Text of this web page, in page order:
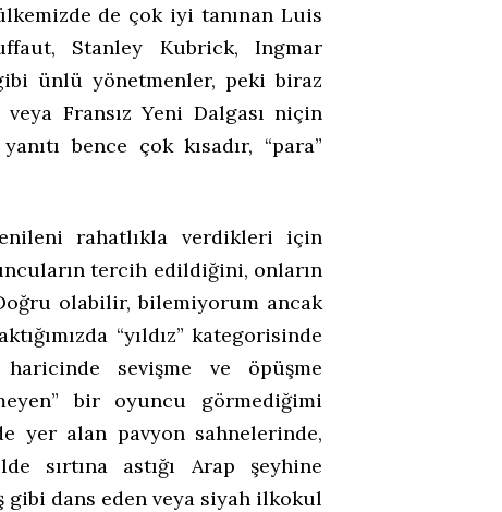
de çok iyi tanınan Luis
Stanley Kubrick, Ingmar
ünlü yönetmenler, peki biraz
Fransız Yeni Dalgası niçin
bence çok kısadır, “para”
rahatlıkla verdikleri için
tercih edildiğini, onların
olabilir, bilemiyorum ancak
“yıldız” kategorisinde
sevişme ve öpüşme
bir oyuncu görmediğimi
yer alan pavyon sahnelerinde,
sırtına astığı Arap şeyhine
dans eden veya siyah ilkokul